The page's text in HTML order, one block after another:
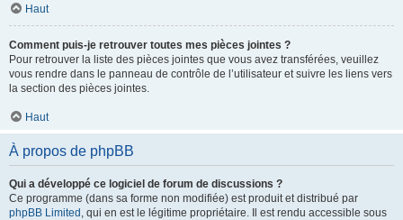
Haut
Comment puis-je retrouver toutes mes pièces jointes ?
Pour retrouver la liste des pièces jointes que vous avez transférées, veuillez
vous rendre dans le panneau de contrôle de l’utilisateur et suivre les liens vers
la section des pièces jointes.
Haut
À propos de phpBB
Qui a développé ce logiciel de forum de discussions ?
Ce programme (dans sa forme non modifiée) est produit et distribué par
phpBB Limited , qui en est le légitime propriétaire. Il est rendu accessible sous